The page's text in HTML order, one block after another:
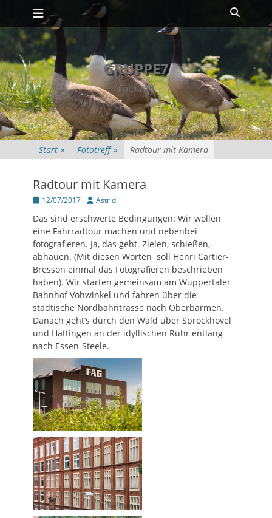
Zum
Inhalt
springen
Primäres Menü
GRUPPE7
Fototreff
Start » Fototreff » Radtour mit Kamera
Radtour mit Kamera
Posted
12/07/2017 AutorAstrid
Das sind erschwerte Bedingungen: Wir wollen
eine Fahrradtour machen und nebenbei
fotografieren. Ja, das geht. Zielen, schießen,
abhauen. (Mit diesen Worten soll Henri Cartier-
Bresson einmal das Fotografieren beschrieben
haben). Wir starten gemeinsam am Wuppertaler
Bahnhof Vohwinkel und fahren über die
städtische Nordbahntrasse nach Oberbarmen.
Danach geht’s durch den Wald über Sprockhövel
und Hattingen an der idyllischen Ruhr entlang
nach Essen-Steele.